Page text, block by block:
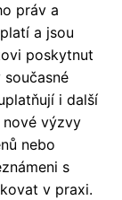
práv a
a jsou
poskytnut
i další
výzvy
nebo
s
v praxi.